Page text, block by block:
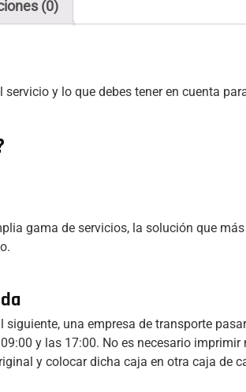
(0)
y lo que debes tener en cuenta
gama de servicios, la solución que
siguiente, una empresa de transporte
y las 17:00. No es necesario
y colocar dicha caja en otra caja de